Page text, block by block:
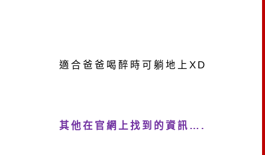
適合爸爸喝醉時可躺地上 XD
其他在官網上找到的資訊 ….